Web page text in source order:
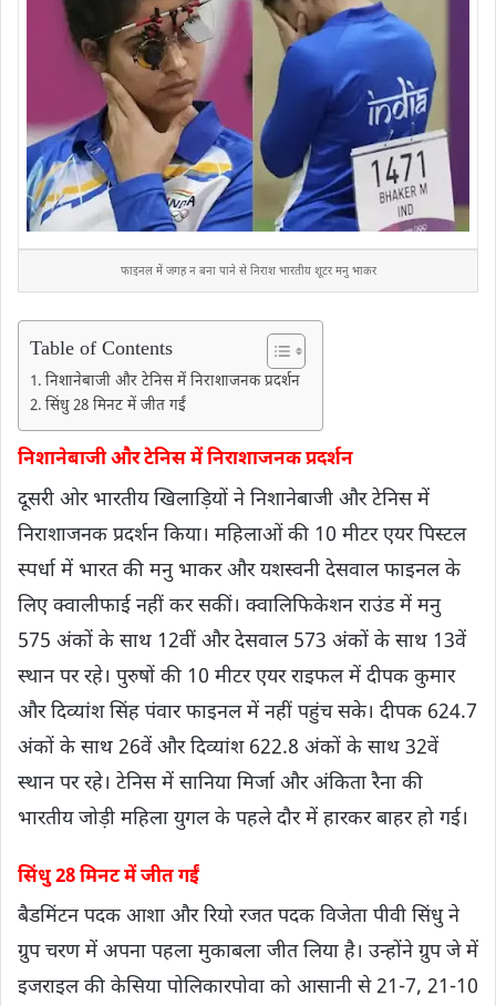
फाइनल में जगह न बना पाने से निराश भारतीय शूटर मनु भाकर
Table of Contents
निशानेबाजी और टेनिस में निराशाजनक प्रदर्शन
सिंधु 28 मिनट में जीत गईं
निशानेबाजी और टेनिस में निराशाजनक प्रदर्शन
दूसरी ओर भारतीय खिलाड़ियों ने निशानेबाजी और टेनिस में
निराशाजनक प्रदर्शन किया। महिलाओं की 10 मीटर एयर पिस्टल
स्पर्धा में भारत की मनु भाकर और यशस्वनी देसवाल फाइनल के
लिए क्वालीफाई नहीं कर सकीं। क्वालिफिकेशन राउंड में मनु
575 अंकों के साथ 12वीं और देसवाल 573 अंकों के साथ 13वें
स्थान पर रहे। पुरुषों की 10 मीटर एयर राइफल में दीपक कुमार
और दिव्यांश सिंह पंवार फाइनल में नहीं पहुंच सके। दीपक 624.7
अंकों के साथ 26वें और दिव्यांश 622.8 अंकों के साथ 32वें
स्थान पर रहे। टेनिस में सानिया मिर्जा और अंकिता रैना की
भारतीय जोड़ी महिला युगल के पहले दौर में हारकर बाहर हो गई।
सिंधु 28 मिनट में जीत गईं
बैडमिंटन पदक आशा और रियो रजत पदक विजेता पीवी सिंधु ने
ग्रुप चरण में अपना पहला मुकाबला जीत लिया है। उन्होंने ग्रुप जे में
इजराइल की केसिया पोलिकारपोवा को आसानी से 21-7, 21-10